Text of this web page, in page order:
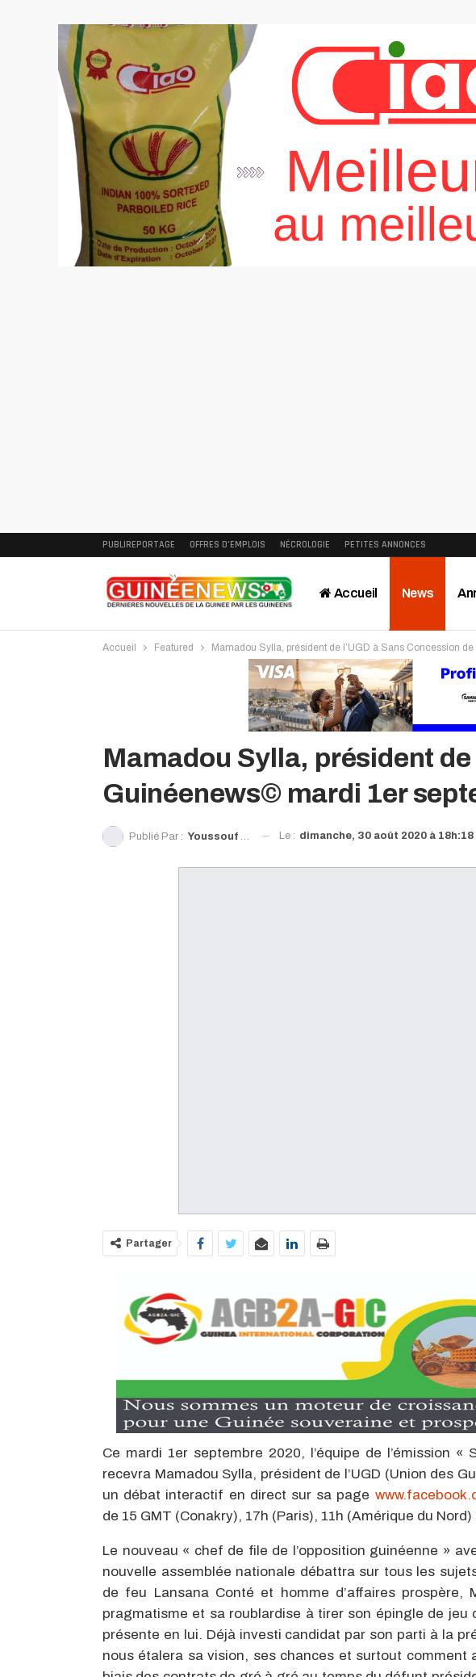
PUBLIREPORTAGE OFFRES D’EMPLOIS NÉCROLOGIE PETITES ANNONCES
Accueil News
Interviews
Accueil Featured Mamadou Sylla, président de l’UGD à Sans Concession
Mamadou Sylla, président de
Guinéenews© mardi 1er
Publié Par : Youssouf Boundou Sylla Le : dimanche, 30 août 2020 à 18h:18
Partager
Ce mardi 1er septembre 2020, l’équipe de l’émission «
recevra Mamadou Sylla, président de l’UGD (Union des
un débat interactif en direct sur sa page
de 15 GMT (Conakry), 17h (Paris), 11h (Amérique du
Le nouveau « chef de file de l’opposition guinéenne »
nouvelle assemblée nationale débattra sur tous les
de feu Lansana Conté et homme d’affaires prospère,
pragmatisme et sa roublardise à tirer son épingle de jeu
présente en lui. Déjà investi candidat par son parti à la
nous étalera sa vision, ses chances et surtout comment